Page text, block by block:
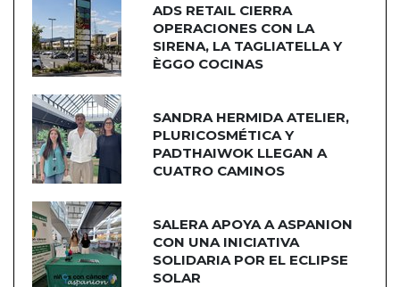
ADS RETAIL CIERRA
OPERACIONES CON LA
SIRENA, LA TAGLIATELLA Y
ÈGGO COCINAS
SANDRA HERMIDA ATELIER,
PLURICOSMÉTICA Y
PADTHAIWOK LLEGAN A
CUATRO CAMINOS
SALERA APOYA A ASPANION
CON UNA INICIATIVA
SOLIDARIA POR EL ECLIPSE
SOLAR